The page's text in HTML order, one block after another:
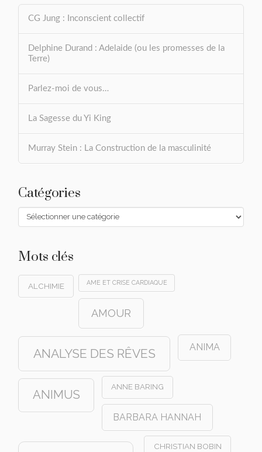
CG Jung : Inconscient collectif
Delphine Durand : Adelaide (ou les promesses de la
Terre)
Parlez-moi de vous…
La Sagesse du Yi King
Murray Stein : La Construction de la masculinité
Catégories
Catégories
Mots clés
ALCHIMIE AME ET CRISE CARDIAQUE
AMOUR
ANALYSE DES RÊVES ANIMA
ANIMUS
ANNE BARING
BARBARA HANNAH
CHRISTIAN BOBIN